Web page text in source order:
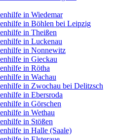
in Wiedemar
in Böhlen bei Leipzig
in Theißen
in Luckenau
in Nonnewitz
in Gieckau
in Rötha
in Wachau
in Zwochau bei Delitzsch
in Ebersroda
in Görschen
in Wethau
in Stößen
in Halle (Saale)